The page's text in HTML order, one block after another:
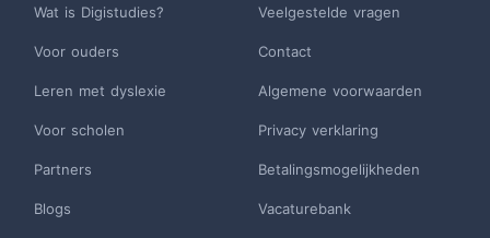
Wat is Digistudies?
Voor ouders
Leren met dyslexie
Voor scholen
Partners
Blogs
Veelgestelde vragen
Contact
Algemene voorwaarden
Privacy verklaring
Betalingsmogelijkheden
Vacaturebank